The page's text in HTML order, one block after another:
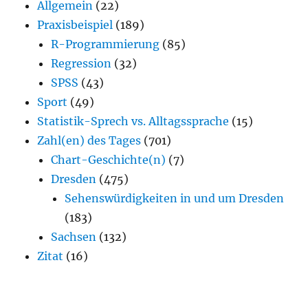
Allgemein (22)
Praxisbeispiel (189)
R-Programmierung (85)
Regression (32)
SPSS (43)
Sport (49)
Statistik-Sprech vs. Alltagssprache (15)
Zahl(en) des Tages (701)
Chart-Geschichte(n) (7)
Dresden (475)
Sehenswürdigkeiten in und um Dresden
(183)
Sachsen (132)
Zitat (16)